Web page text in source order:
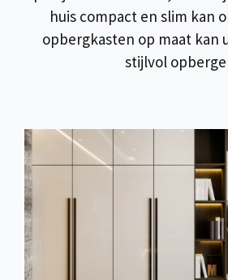
huis compact en slim kan
opbergkasten op maat kan
stijlvol